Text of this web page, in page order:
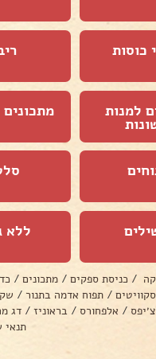
כוסות
למנות
ללא
/ כניסת ספקים / מתכונים /
/ תפוח אדמה בתנור /
/ אלפחורס / בראוניז / דג
תנאי